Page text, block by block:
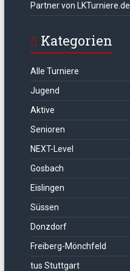
Partner von LKTurniere.de
Kategorien
Alle Turniere
Jugend
Aktive
Senioren
NEXT-Level
Gosbach
Eislingen
Süssen
Donzdorf
Freiberg-Mönchfeld
tus Stuttgart